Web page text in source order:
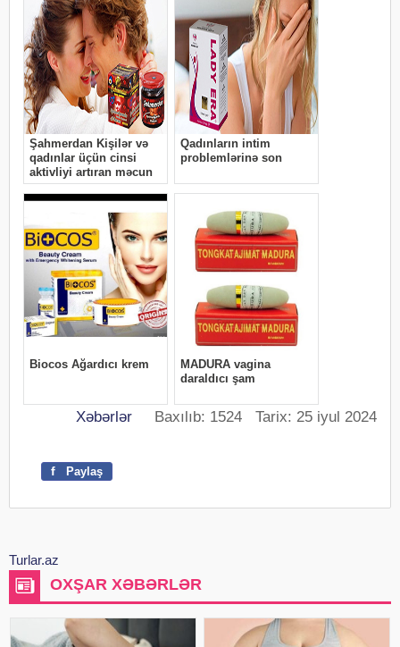
Xəbərlər Baxılıb: 1524 Tarix: 25 iyul 2024
f Paylaş
Turlar.az
OXŞAR XƏBƏRLƏR